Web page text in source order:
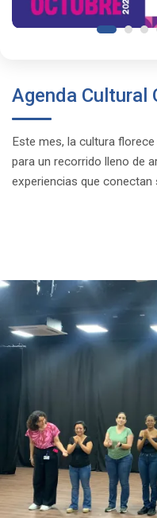
Agenda Cultural
Este mes, la cultura
para un recorrido lleno de
experiencias que